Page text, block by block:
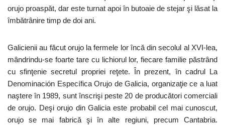
orujo proaspăt, dar este turnat apoi în butoaie de stejar şi lăsat la
îmbătrânire timp de doi ani.
Galicienii au făcut orujo la fermele lor încă din secolul al XVI-lea,
mândrindu-se foarte tare cu lichiorul lor, fiecare familie păstrând
cu sfinţenie secretul propriei reţete. În prezent, în cadrul La
Denominación Específica Orujo de Galicia, organizaţie ce a luat
naştere în 1989, sunt înscrişi peste 20 de producători comerciali
de orujo. Deşi orujo din Galicia este probabil cel mai cunoscut,
orujo se mai fabrică şi în alte regiuni, precum Cantabria.